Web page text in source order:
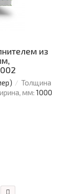
из
Толщина
мм: 1000